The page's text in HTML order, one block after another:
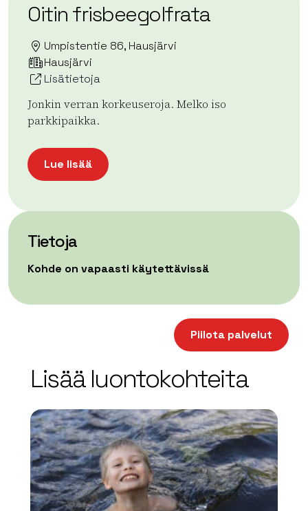
Oitin frisbeegolfrata
Umpistentie 86, Hausjärvi
Hausjärvi
Lisätietoja
Jonkin verran korkeuseroja. Melko iso
parkkipaikka.
Lue lisää
Tietoja
Kohde on vapaasti käytettävissä
Leaflet| ©OpenStreetMap
Piilota palvelut
Lisää luontokohteita
array(0) { }